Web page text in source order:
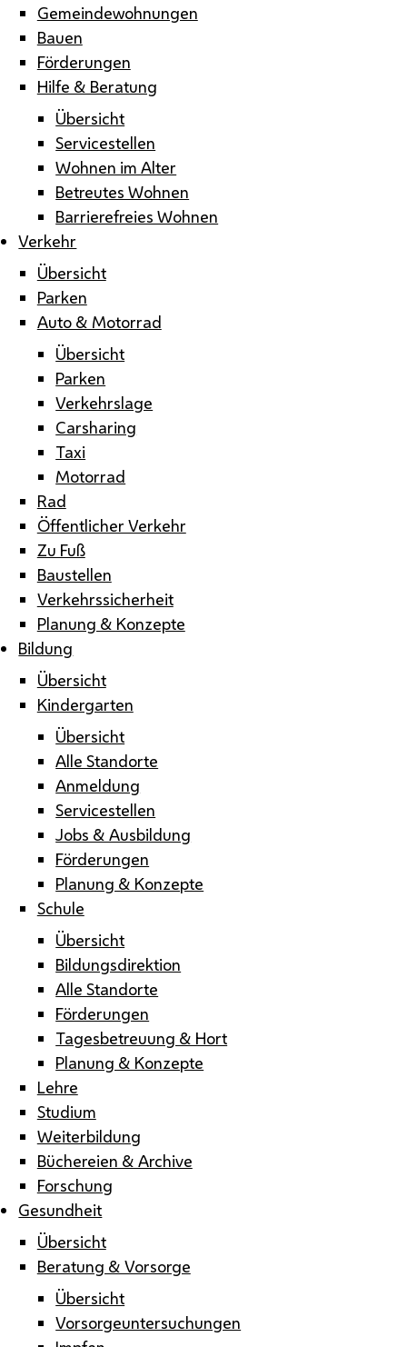
Gemeindewohnungen
Bauen
Förderungen
Hilfe & Beratung
Übersicht
Servicestellen
Wohnen im Alter
Betreutes Wohnen
Barrierefreies Wohnen
Verkehr
Übersicht
Parken
Auto & Motorrad
Übersicht
Parken
Verkehrslage
Carsharing
Taxi
Motorrad
Rad
Öffentlicher Verkehr
Zu Fuß
Baustellen
Verkehrssicherheit
Planung & Konzepte
Bildung
Übersicht
Kindergarten
Übersicht
Alle Standorte
Anmeldung
Servicestellen
Jobs & Ausbildung
Förderungen
Planung & Konzepte
Schule
Übersicht
Bildungsdirektion
Alle Standorte
Förderungen
Tagesbetreuung & Hort
Planung & Konzepte
Lehre
Studium
Weiterbildung
Büchereien & Archive
Forschung
Gesundheit
Übersicht
Beratung & Vorsorge
Übersicht
Vorsorgeuntersuchungen